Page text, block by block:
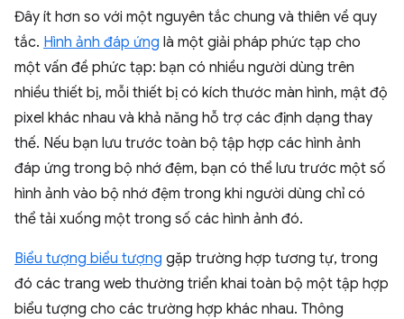
Đây ít hơn so với một nguyên tắc chung và thiên về quy
tắc. Hình ảnh đáp ứng là một giải pháp phức tạp cho
một vấn đề phức tạp: bạn có nhiều người dùng trên
nhiều thiết bị, mỗi thiết bị có kích thước màn hình, mật độ
pixel khác nhau và khả năng hỗ trợ các định dạng thay
thế. Nếu bạn lưu trước toàn bộ tập hợp các hình ảnh
đáp ứng trong bộ nhớ đệm, bạn có thể lưu trước một số
hình ảnh vào bộ nhớ đệm trong khi người dùng chỉ có
thể tải xuống một trong số các hình ảnh đó.
Biểu tượng biểu tượng gặp trường hợp tương tự, trong
đó các trang web thường triển khai toàn bộ một tập hợp
biểu tượng cho các trường hợp khác nhau. Thông